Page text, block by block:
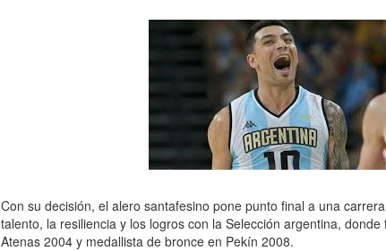
Con su decisión, el alero santafesino pone punto final a una
talento, la resiliencia y los logros con la Selección argentina,
Atenas 2004 y medallista de bronce en Pekín 2008.